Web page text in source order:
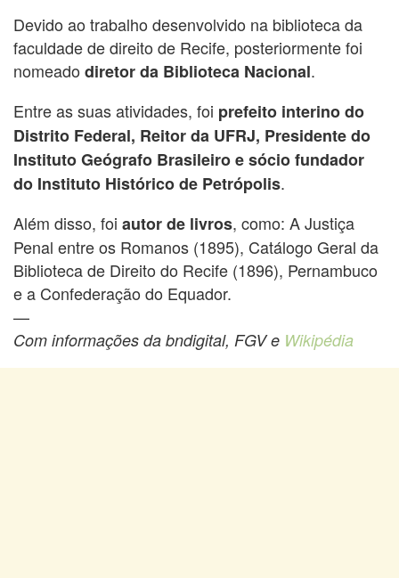
Devido ao trabalho desenvolvido na biblioteca da
faculdade de direito de Recife, posteriormente foi
nomeado diretor da Biblioteca Nacional.
Entre as suas atividades, foi prefeito interino do
Distrito Federal, Reitor da UFRJ, Presidente do
Instituto Geógrafo Brasileiro e sócio fundador
do Instituto Histórico de Petrópolis.
Além disso, foi autor de livros, como: A Justiça
Penal entre os Romanos (1895), Catálogo Geral da
Biblioteca de Direito do Recife (1896), Pernambuco
e a Confederação do Equador.
—
Com informações da bndigital, FGV e Wikipédia